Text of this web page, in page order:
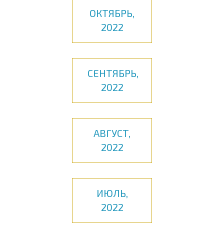
ОКТЯБРЬ,
2022
СЕНТЯБРЬ,
2022
АВГУСТ,
2022
ИЮЛЬ,
2022